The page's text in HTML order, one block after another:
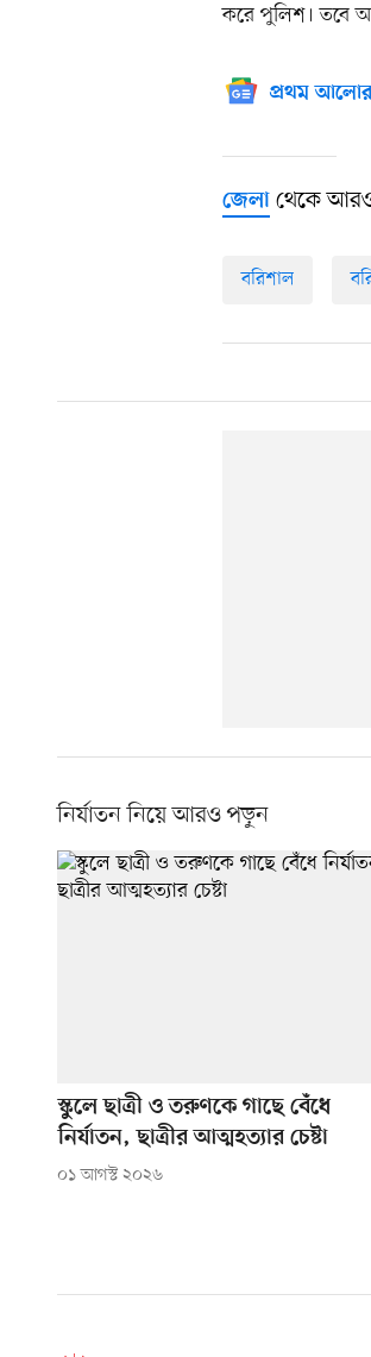
করে পুলিশ। তবে
প্রথম
জেলা থেকে
বরিশাল
নির্যাতন নিয়ে আরও পড়ুন
স্কুলে ছাত্রী ও তরুণকে গাছে বেঁধে
নির্যাতন, ছাত্রীর আত্মহত্যার চেষ্টা
০১ আগস্ট ২০২৬